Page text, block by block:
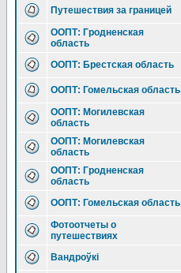
Путешествия за границей
ООПТ: Гродненская
область
ООПТ: Брестская область
ООПТ: Гомельская область
ООПТ: Могилевская
область
ООПТ: Могилевская
область
ООПТ: Гродненская
область
ООПТ: Гомельская область
Фотоотчеты о
путешествиях
Вандроўкі